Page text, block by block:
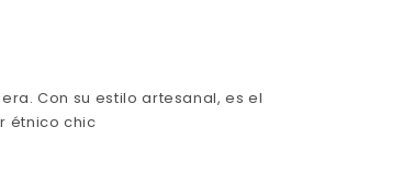
Con su estilo artesanal, es el
étnico chic